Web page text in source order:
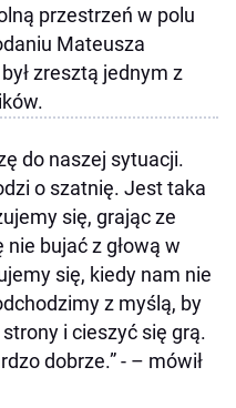
przestrzeń w polu
Mateusza
zresztą jednym z
do naszej sytuacji.
o szatnię. Jest taka
się, grając ze
bujać z głową w
się, kiedy nam nie
z myślą, by
i cieszyć się grą.
dobrze.” - – mówił